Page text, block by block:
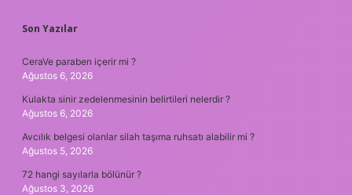
SIDEBAR
Son Yazılar
CeraVe paraben içerir mi ?
Ağustos 6, 2026
Kulakta sinir zedelenmesinin belirtileri nelerdir ?
Ağustos 6, 2026
Avcılık belgesi olanlar silah taşıma ruhsatı alabilir mi ?
Ağustos 5, 2026
72 hangi sayılarla bölünür ?
Ağustos 3, 2026